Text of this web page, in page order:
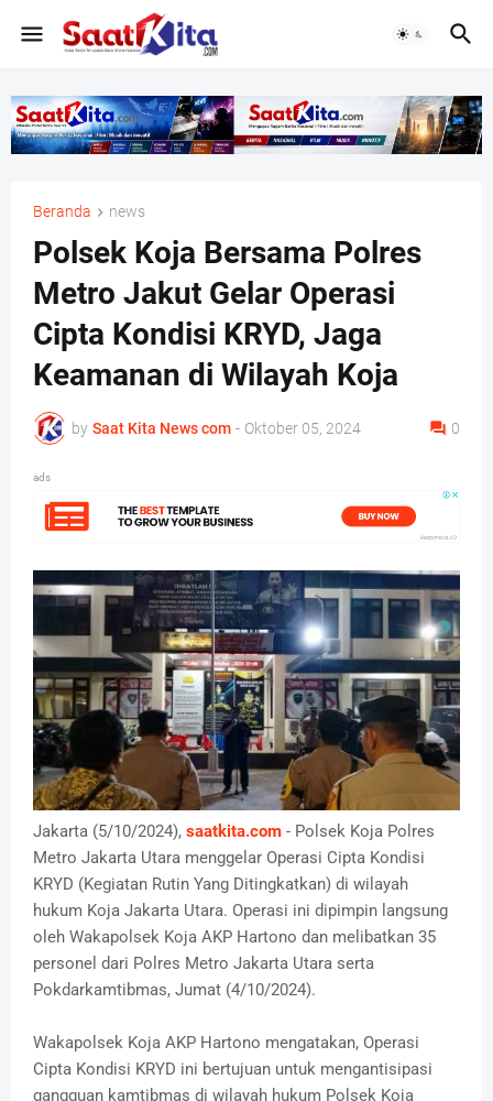
Beranda news
Polsek Koja Bersama Polres
Metro Jakut Gelar Operasi
Cipta Kondisi KRYD, Jaga
Keamanan di Wilayah Koja
by Saat Kita News com - Oktober 05, 2024 0
ads
Jakarta (5/10/2024), saatkita.com - Polsek Koja Polres
Metro Jakarta Utara menggelar Operasi Cipta Kondisi
KRYD (Kegiatan Rutin Yang Ditingkatkan) di wilayah
hukum Koja Jakarta Utara. Operasi ini dipimpin langsung
oleh Wakapolsek Koja AKP Hartono dan melibatkan 35
personel dari Polres Metro Jakarta Utara serta
Pokdarkamtibmas, Jumat (4/10/2024).
Wakapolsek Koja AKP Hartono mengatakan, Operasi
Cipta Kondisi KRYD ini bertujuan untuk mengantisipasi
gangguan kamtibmas di wilayah hukum Polsek Koja